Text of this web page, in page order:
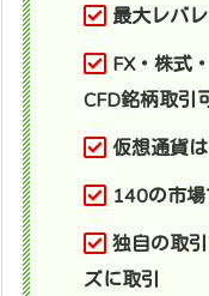
最大レバ
FX・株式
CFD銘柄取引
仮想通貨
140の市
独自の取
ズに取引